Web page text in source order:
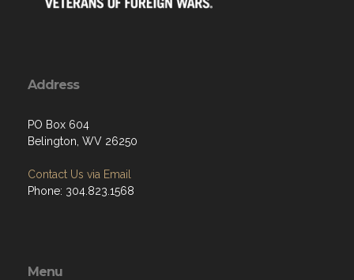
Address
PO Box 604
Belington, WV 26250
Contact Us via Email
Phone: 304.823.1568
Menu